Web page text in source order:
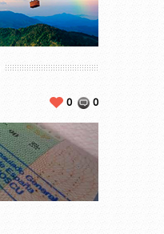
0
0